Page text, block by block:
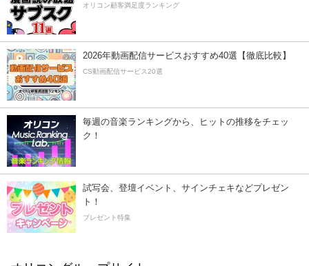
オリコン顧客満足度ランキング
2026年動画配信サービスおすすめ40選【徹底比較】
CS動画配信サービス20選
毎週の音楽ランキングから、ヒットの推移をチェッ
ク！
試写会、登壇イベント、サインチェキなどプレゼン
ト！
プレゼント特集